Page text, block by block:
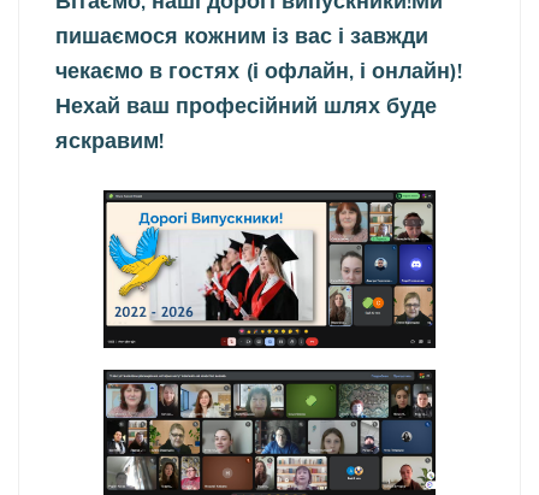
пишаємося кожним із вас і завжди
чекаємо в гостях (і офлайн, і онлайн)!
Нехай ваш професійний шлях буде
яскравим!